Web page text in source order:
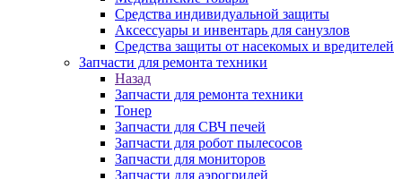
Средства индивидуальной защиты
Аксессуары и инвентарь для санузлов
Средства защиты от насекомых и вредителей
Запчасти для ремонта техники
Назад
Запчасти для ремонта техники
Тонер
Запчасти для СВЧ печей
Запчасти для робот пылесосов
Запчасти для мониторов
Запчасти для аэрогрилей